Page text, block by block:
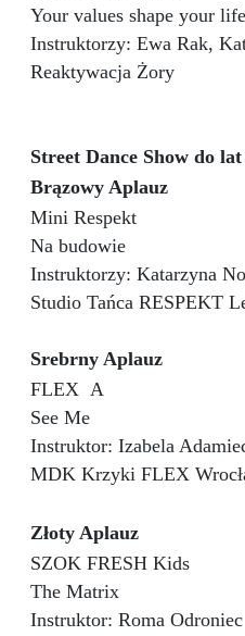
Your values shape your life
Instruktorzy: Ewa Rak,
Reaktywacja Żory
Street Dance Show do lat
Brązowy Aplauz
Mini Respekt
Na budowie
Instruktorzy: Katarzyna
Studio Tańca RESPEKT
Srebrny Aplauz
FLEX A
See Me
Instruktor: Izabela
MDK Krzyki FLEX
Złoty Aplauz
SZOK FRESH Kids
The Matrix
Instruktor: Roma Odroniec